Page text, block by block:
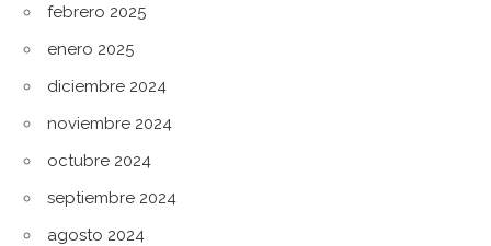
febrero 2025
enero 2025
diciembre 2024
noviembre 2024
octubre 2024
septiembre 2024
agosto 2024